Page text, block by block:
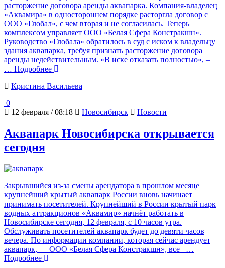
расторжение договора аренды аквапарка. Компания-владелец
«Аквамира» в одностороннем порядке расторгла договор с
ООО «Глобал», с чем вторая и не согласилась. Теперь
комплексом управляет ООО «Белая Сфера Констракшн».
Руководство «Глобала» обратилось в суд с иском к владельцу
здания аквапарка, требуя признать расторжение договора
аренды недействительным. «В иске отказать полностью», –
… Подробнее
Кристина Васильева
0
12 февраля / 08:18
Новосибирск Новости
Аквапарк Новосибирска открывается
сегодня
Закрывшийся из-за смены арендатора в прошлом месяце
крупнейший крытый аквапарк России вновь начинает
принимать посетителей. Крупнейший в России крытый парк
водных аттракционов «Аквамир» начнёт работать в
Новосибирске сегодня, 12 февраля, с 10 часов утра.
Обслуживать посетителей аквапарк будет до девяти часов
вечера. По информации компании, которая сейчас арендует
аквапарк, — ООО «Белая Сфера Констракшн», все
…
Подробнее